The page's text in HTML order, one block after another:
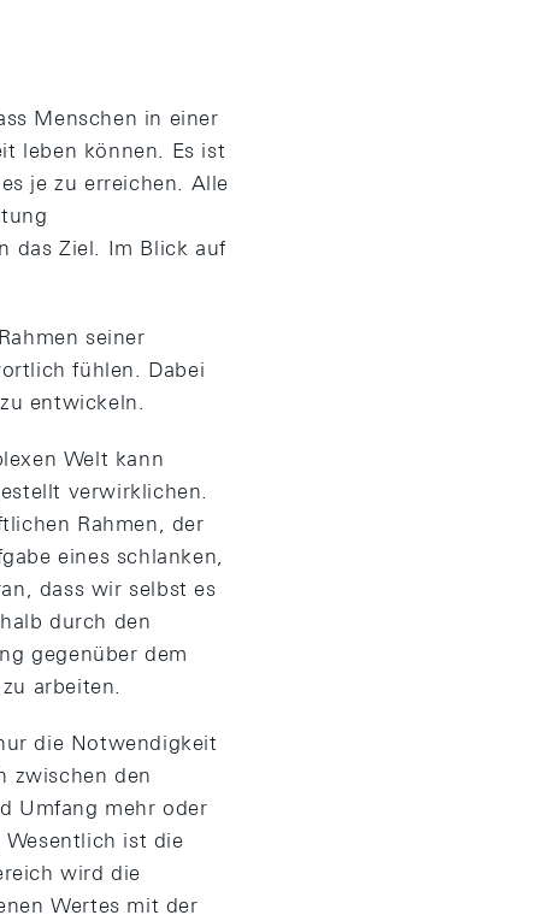
Menschen in einer
leben können. Es ist
je zu erreichen. Alle
das Ziel. Im Blick auf
seiner
fühlen. Dabei
entwickeln.
Welt kann
verwirklichen.
Rahmen, der
eines schlanken,
dass wir selbst es
durch den
gegenüber dem
arbeiten.
die Notwendigkeit
zwischen den
Umfang mehr oder
ist die
wird die
Wertes mit der